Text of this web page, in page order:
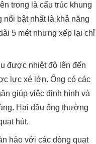
trong là cấu trúc khung
bật nhất là khả năng
5 mét nhưng xếp lại chỉ
được nhiệt độ lên đến
lực xé lớn. Ống có các
giúp việc định hình và
Hai đầu ống thường
hút.
hảo với các dòng quạt